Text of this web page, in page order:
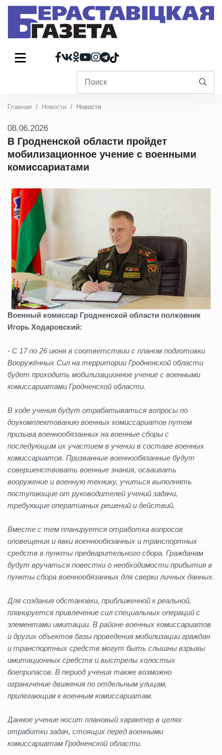
Главная Новости Новости
08.06.2026
В Гродненской области пройдет
мобилизационное учение с военными
комиссариатами
Военный комиссар Гродненской области полковник
Игорь Ходаровский:
- С 17 по 26 июня в соответствии с планом подготовки
Вооружённых Сил на территории Гродненской области
будет проходить мобилизационное учение с военными
комиссариатами Гродненской области.
В ходе учения будут отрабатываться вопросы по
доукомплектованию военных комиссариатов путем
призыва военнообязанных на военные сборы с
последующим их участием в учении в составе военных
комиссариатов. Призванные военнообязанные будут
совершенствовать военные знания, осваивать
вооружение и военную технику, учиться выполнять
поступающие от руководителей учений задачи,
требующие оперативных решений и действий.
Вместе с тем планируется отработка вопросов
оповещения и явки военнообязанных и транспортных
средств в пункты предварительного сбора. Гражданам
будут вручаться повестки о необходимости прибытия в
пункты сбора военнообязанных для сверки личных данных.
Для создания обстановки, приближенной к реальной,
планируется привлечение сил специальных операций с
элементами имитации. В районе военных комиссариатов
и других объектов базы проведения мобилизации граждан
и транспортных средств могут быть слышны взрывы
имитационных средств и выстрелы холостых
боеприпасов. В период учения также возможно
ограничение движения по отдельным улицам,
прилегающим к военным комиссариатам.
Данное учение носит плановый характер в целях
отработки задач, стоящих перед военными
комиссариатам Гродненской области.